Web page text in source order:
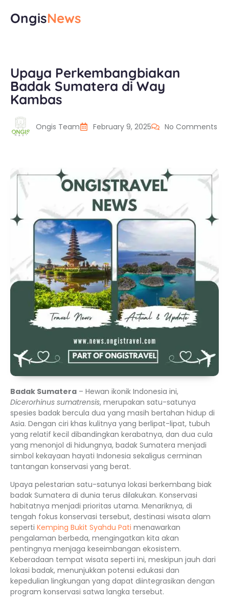
OngisNews
Upaya Perkembangbiakan
Badak Sumatera di Way
Kambas
Ongis Team February 9, 2025 No Comments
Badak Sumatera – Hewan ikonik Indonesia ini,
Dicerorhinus sumatrensis, merupakan satu-satunya
spesies badak bercula dua yang masih bertahan hidup di
Asia. Dengan ciri khas kulitnya yang berlipat-lipat, tubuh
yang relatif kecil dibandingkan kerabatnya, dan dua cula
yang menonjol di hidungnya, badak Sumatera menjadi
simbol kekayaan hayati Indonesia sekaligus cerminan
tantangan konservasi yang berat.
Upaya pelestarian satu-satunya lokasi berkembang biak
badak Sumatera di dunia terus dilakukan. Konservasi
habitatnya menjadi prioritas utama. Menariknya, di
tengah fokus konservasi tersebut, destinasi wisata alam
seperti Kemping Bukit Syahdu Pati menawarkan
pengalaman berbeda, mengingatkan kita akan
pentingnya menjaga keseimbangan ekosistem.
Keberadaan tempat wisata seperti ini, meskipun jauh dari
lokasi badak, menunjukkan potensi edukasi dan
kepedulian lingkungan yang dapat diintegrasikan dengan
program konservasi satwa langka tersebut.